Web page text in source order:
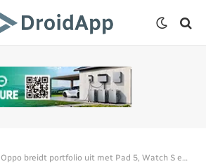
Oppo breidt portfolio uit met Pad 5, Watch S en Enco Clip 2